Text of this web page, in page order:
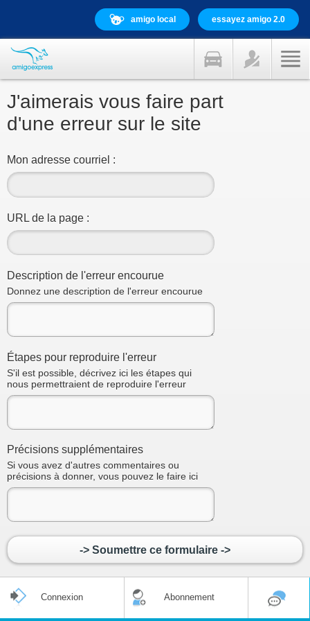
amigo local essayez amigo 2.0
J'aimerais vous faire part
d'une erreur sur le site
Mon adresse courriel :
URL de la page :
Description de l'erreur encourue
Donnez une description de l'erreur encourue
Étapes pour reproduire l'erreur
S'il est possible, décrivez ici les étapes qui
nous permettraient de reproduire l'erreur
Précisions supplémentaires
Si vous avez d'autres commentaires ou
précisions à donner, vous pouvez le faire ici
-> Soumettre ce formulaire ->
Connexion Abonnement